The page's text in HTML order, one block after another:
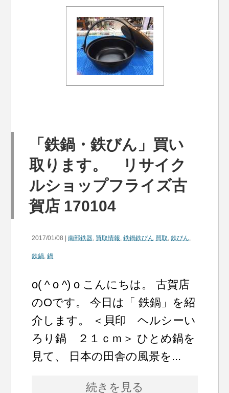
「鉄鍋・鉄びん」買い
取ります。 リサイク
ルショップフライズ古
賀店 170104
2017/01/08 |南部鉄器, 買取情報,鉄鍋鉄びん 買取,鉄びん,
鉄鍋,鍋
o( ^ o ^) o こんにちは。 古賀店
のOです。 今日は「 鉄鍋」を紹
介します。 ＜貝印 ヘルシーい
ろり鍋 ２１ｃｍ＞ ひとめ鍋を
見て、 日本の田舎の風景を...
続きを見る